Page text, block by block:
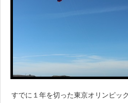
すでに１年を切った東京オリンピ